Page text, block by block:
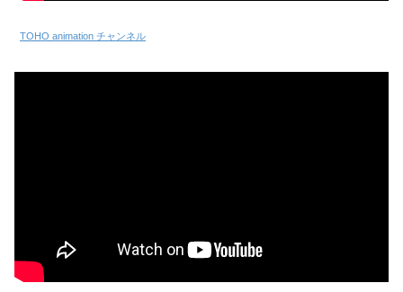
TOHO animation チャンネル